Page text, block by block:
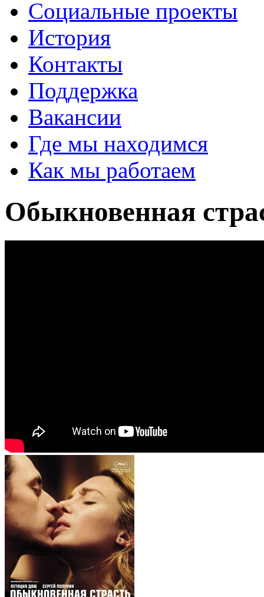
Социальные проекты
История
Контакты
Поддержка
Вакансии
Где мы находимся
Как мы работаем
Обыкновенная